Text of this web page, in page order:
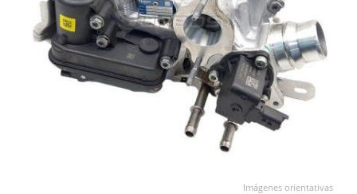
Imágenes orientativas